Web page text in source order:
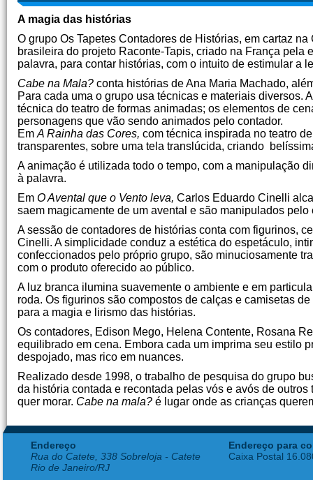
A magia das histórias
O grupo Os Tapetes Contadores de Histórias, em cartaz
brasileira do projeto Raconte-Tapis, criado na França
palavra, para contar histórias, com o intuito de estimular a
Cabe na Mala? conta histórias de Ana Maria Machado,
Para cada uma o grupo usa técnicas e materiais diversos.
técnica do teatro de formas animadas; os elementos de
personagens que vão sendo animados pelo contador.
Em A Rainha das Cores, com técnica inspirada no teatro
transparentes, sobre uma tela translúcida, criando
A animação é utilizada todo o tempo, com a manipulação
à palavra.
Em O Avental que o Vento leva, Carlos Eduardo Cinelli
saem magicamente de um avental e são manipulados pelo
A sessão de contadores de histórias conta com figurinos,
Cinelli. A simplicidade conduz a estética do espetáculo,
confeccionados pelo próprio grupo, são minuciosamente
com o produto oferecido ao público.
A luz branca ilumina suavemente o ambiente e em
roda. Os figurinos são compostos de calças e camisetas
para a magia e lirismo das histórias.
Os contadores, Edison Mego, Helena Contente, Rosana
equilibrado em cena. Embora cada um imprima seu estilo
despojado, mas rico em nuances.
Realizado desde 1998, o trabalho de pesquisa do grupo
da história contada e recontada pelas vós e avós de
quer morar. Cabe na mala? é lugar onde as crianças
Endereço
Rua do Catete, 338 Sobreloja - Catete
Rio de Janeiro/RJ
Endereço para
Caixa Postal